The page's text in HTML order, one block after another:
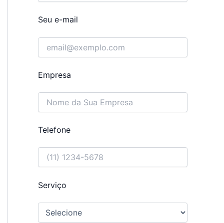
Seu e-mail
Empresa
Telefone
Serviço